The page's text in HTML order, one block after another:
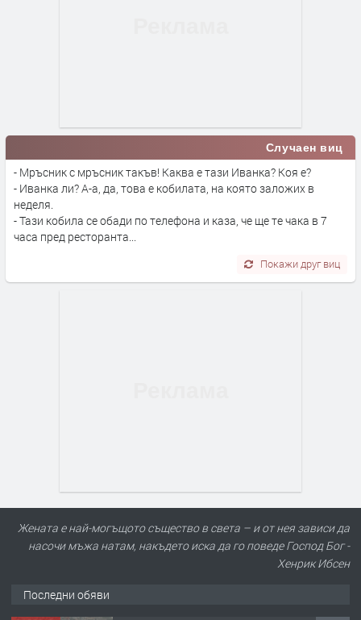
Случаен виц
- Мръсник с мръсник такъв! Каква е тази Иванка? Коя е?
- Иванка ли? А-а, да, това е кобилата, на която заложих в
неделя.
- Тази кобила се обади по телефона и каза, че ще те чака в 7
часа пред ресторанта...
Покажи друг виц
Жената е най-могъщото същество в света – и от нея зависи да
насочи мъжа натам, накъдето иска да го поведе Господ Бог -
Хенрик Ибсен
Последни обяви